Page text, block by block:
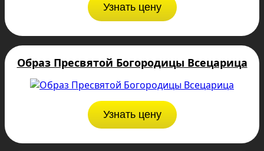
Узнать цену
Образ Пресвятой Богородицы Всецарица
Узнать цену